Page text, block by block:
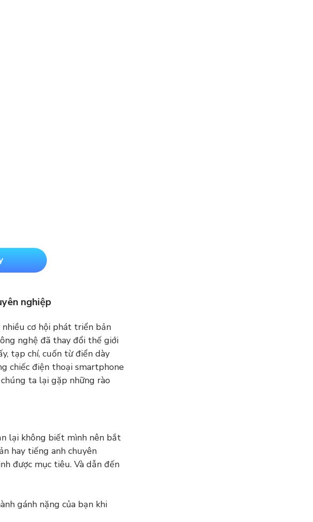
nghiệp
nhiều cơ hội phát triển bản
nghệ đã thay đổi thế giới
tạp chí, cuốn từ điển dày
chiếc điện thoại smartphone
ta lại gặp những rào
lại không biết mình nên bắt
hay tiếng anh chuyên
được mục tiêu. Và dẫn đến
gánh nặng của bạn khi